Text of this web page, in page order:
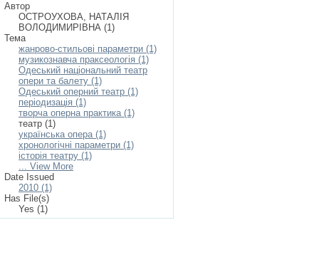
Автор
ОСТРОУХОВА, НАТАЛІЯ
ВОЛОДИМИРІВНА (1)
Тема
жанрово-стильові параметри (1)
музикознавча праксеологія (1)
Одеський національний театр
опери та балету (1)
Одеський оперний театр (1)
періодизація (1)
творча оперна практика (1)
театр (1)
українська опера (1)
хронологічні параметри (1)
історія театру (1)
... View More
Date Issued
2010 (1)
Has File(s)
Yes (1)